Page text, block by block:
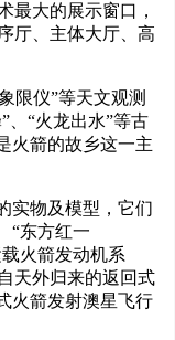
大的展示窗口，
厅、主体大厅、高
限仪”等天文观测
、“火龙出水”等古
火箭的故乡这一主
物及模型，它们
“东方红一
火箭发动机系
天外归来的返回式
火箭发射澳星飞行